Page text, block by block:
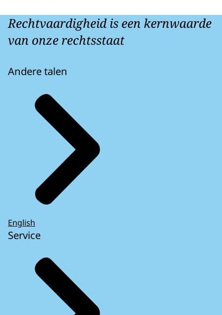
Rechtvaardigheid is een kernwaarde
van onze rechtsstaat
Andere talen
English
Service